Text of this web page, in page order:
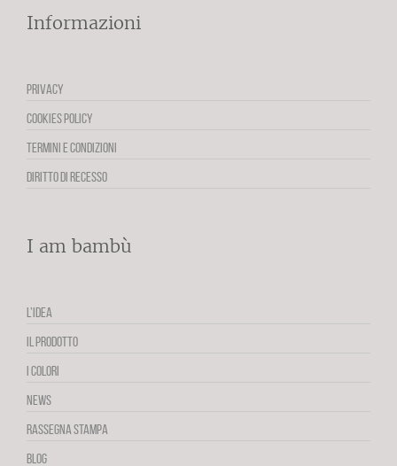
Informazioni
PRIVACY
COOKIES POLICY
TERMINI E CONDIZIONI
DIRITTO DI RECESSO
I am bambù
L’IDEA
IL PRODOTTO
I COLORI
NEWS
RASSEGNA STAMPA
BLOG